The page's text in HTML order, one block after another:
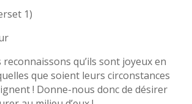
1)
qu’ils sont joyeux en
que soient leurs circonstances
! Donne-nous donc de désirer